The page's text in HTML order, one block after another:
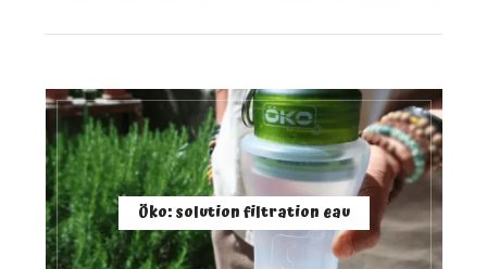
Öko: solution filtration eau